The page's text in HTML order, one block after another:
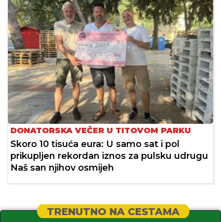
DONATORSKA VEČER U TITOVOM PARKU
Skoro 10 tisuća eura: U samo sat i pol
prikupljen rekordan iznos za pulsku udrugu
Naš san njihov osmijeh
TRENUTNO NA CESTAMA